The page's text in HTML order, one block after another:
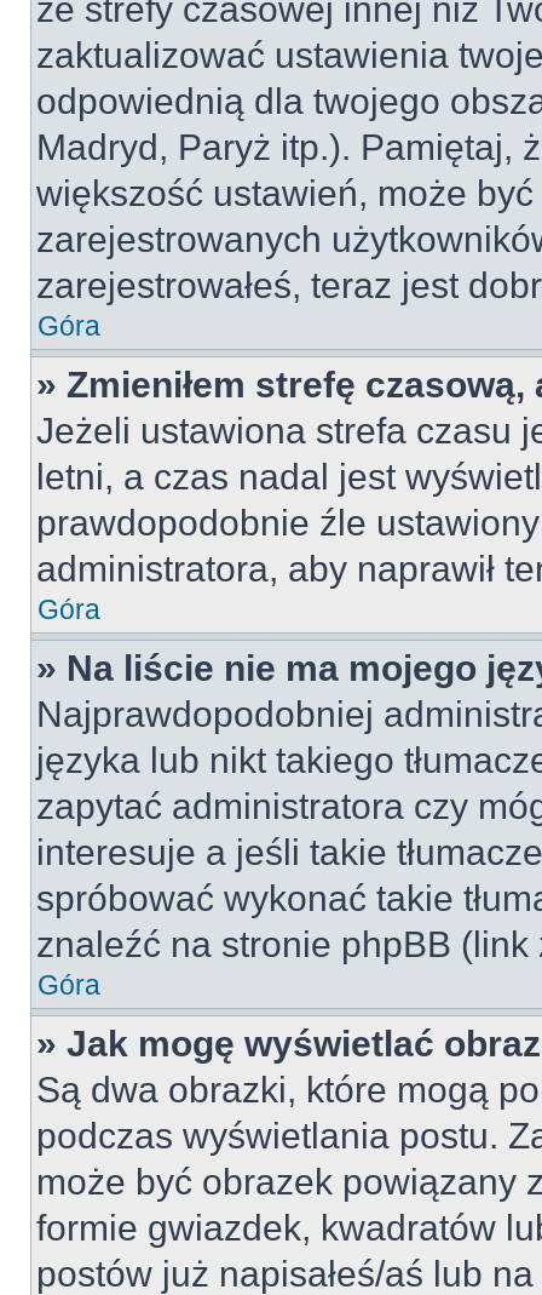
ze strefy czasowej innej niż
zaktualizować ustawienia
odpowiednią dla twojego
Madryd, Paryż itp.). Pamiętaj,
większość ustawień, może
zarejestrowanych
zarejestrowałeś, teraz jest
Góra
» Zmieniłem strefę
Jeżeli ustawiona strefa czasu
letni, a czas nadal jest
prawdopodobnie źle
administratora, aby naprawił
Góra
» Na liście nie ma mojego
Najprawdopodobniej
języka lub nikt takiego
zapytać administratora czy
interesuje a jeśli takie
spróbować wykonać takie
znaleźć na stronie phpBB
Góra
» Jak mogę wyświetlać
Są dwa obrazki, które mogą
podczas wyświetlania postu.
może być obrazek powiązany
formie gwiazdek, kwadratów
postów już napisałeś/aś lub